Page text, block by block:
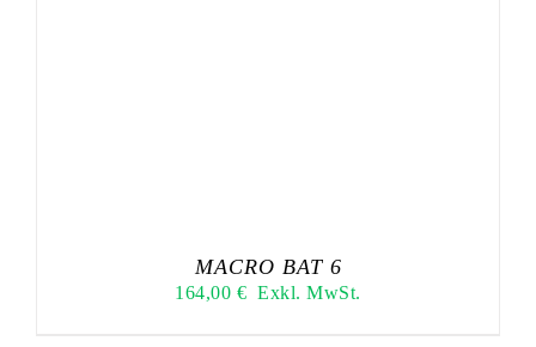
MACRO BAT 6
164,00 € Exkl. MwSt.